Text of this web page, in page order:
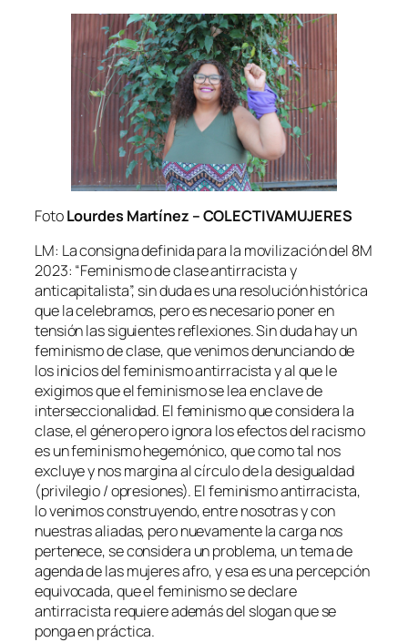
FotoLourdes Martínez – COLECTIVAMUJERES
LM: La consigna definida para la movilización del 8M
2023: “Feminismo de clase antirracista y
anticapitalista”, sin duda es una resolución histórica
que la celebramos, pero es necesario poner en
tensión las siguientes reflexiones. Sin duda hay un
feminismo de clase, que venimos denunciando de
los inicios del feminismo antirracista y al que le
exigimos que el feminismo se lea en clave de
interseccionalidad. El feminismo que considera la
clase, el género pero ignora los efectos del racismo
es un feminismo hegemónico, que como tal nos
excluye y nos margina al círculo de la desigualdad
(privilegio / opresiones). El feminismo antirracista,
lo venimos construyendo, entre nosotras y con
nuestras aliadas, pero nuevamente la carga nos
pertenece, se considera un problema, un tema de
agenda de las mujeres afro, y esa es una percepción
equivocada, que el feminismo se declare
antirracista requiere además del slogan que se
ponga en práctica.